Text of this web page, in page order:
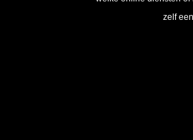
zelf